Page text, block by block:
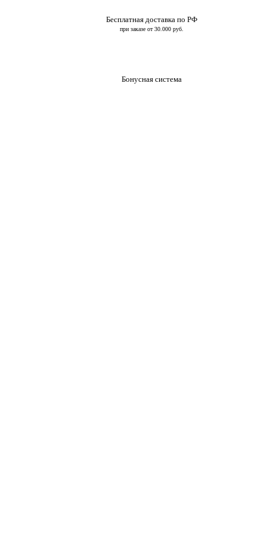
Бесплатная доставка по РФ
при заказе от 30.000 руб.
Бонусная система